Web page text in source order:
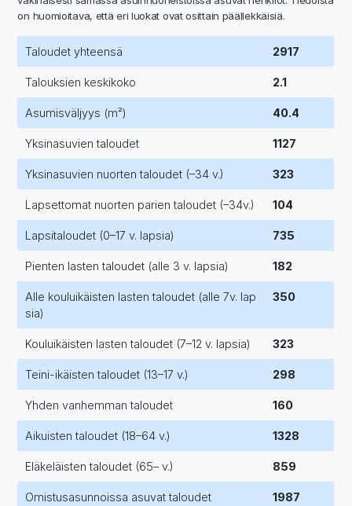
on huomioitava, että eri luokat ovat osittain päällekkäisiä.
Taloudet yhteensä 2917
Talouksien keskikoko 2.1
Asumisväljyys (m²) 40.4
Yksinasuvien taloudet 1127
Yksinasuvien nuorten taloudet (–34 v.) 323
Lapsettomat nuorten parien taloudet (–34v.) 104
Lapsitaloudet (0–17 v. lapsia) 735
Pienten lasten taloudet (alle 3 v. lapsia) 182
Alle kouluikäisten lasten taloudet (alle 7v. lap
sia)
350
Kouluikäisten lasten taloudet (7–12 v. lapsia) 323
Teini-ikäisten taloudet (13–17 v.) 298
Yhden vanhemman taloudet 160
Aikuisten taloudet (18–64 v.) 1328
Eläkeläisten taloudet (65– v.) 859
Omistusasunnoissa asuvat taloudet 1987